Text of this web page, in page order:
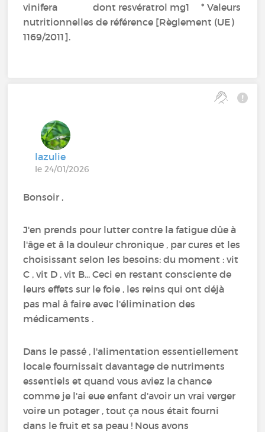
vinifera dont resvératrol mg1 * Valeurs
nutritionnelles de référence [Règlement (UE)
1169/2011].
lazulie
le 24/01/2026
Bonsoir ,
J'en prends pour lutter contre la fatigue dûe à
l'âge et â la douleur chronique , par cures et les
choisissant selon les besoins: du moment : vit
C , vit D , vit B... Ceci en restant consciente de
leurs effets sur le foie , les reins qui ont déjà
pas mal â faire avec l'élimination des
médicaments .
Dans le passé , l'alimentation essentiellement
locale fournissait davantage de nutriments
essentiels et quand vous aviez la chance
comme je l'ai eue enfant d'avoir un vrai verger
voire un potager , tout ça nous était fourni
dans le fruit et sa peau ! Nous avons